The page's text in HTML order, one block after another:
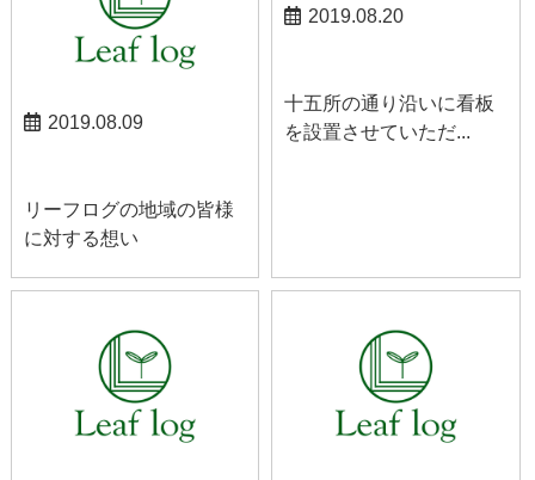
2019.08.09
リーフログの地域の皆様
に対する想い
2019.08.20
十五所の通り沿いに看板
を設置させていただ...